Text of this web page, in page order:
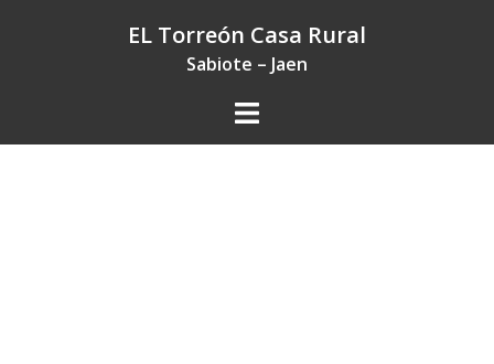
EL Torreón Casa Rural
Sabiote – Jaen